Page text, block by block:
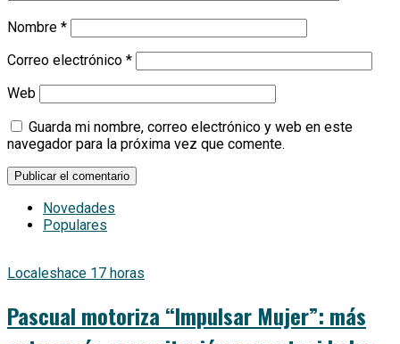
Nombre *
Correo electrónico *
Web
Guarda mi nombre, correo electrónico y web en este
navegador para la próxima vez que comente.
Novedades
Populares
Localeshace 17 horas
Pascual motoriza “Impulsar Mujer”: más